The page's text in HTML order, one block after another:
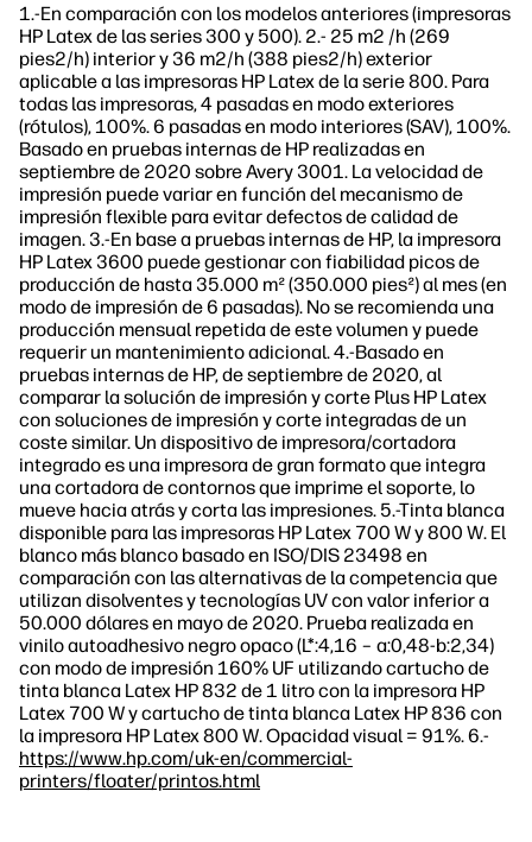
1.-En comparación con los modelos anteriores (impresoras
HP Latex de las series 300 y 500). 2.- 25 m2 /h (269
pies2/h) interior y 36 m2/h (388 pies2/h) exterior
aplicable a las impresoras HP Latex de la serie 800. Para
todas las impresoras, 4 pasadas en modo exteriores
(rótulos), 100%. 6 pasadas en modo interiores (SAV), 100%.
Basado en pruebas internas de HP realizadas en
septiembre de 2020 sobre Avery 3001. La velocidad de
impresión puede variar en función del mecanismo de
impresión flexible para evitar defectos de calidad de
imagen. 3.-En base a pruebas internas de HP, la impresora
HP Latex 3600 puede gestionar con fiabilidad picos de
producción de hasta 35.000 m² (350.000 pies²) al mes (en
modo de impresión de 6 pasadas). No se recomienda una
producción mensual repetida de este volumen y puede
requerir un mantenimiento adicional. 4.-Basado en
pruebas internas de HP, de septiembre de 2020, al
comparar la solución de impresión y corte Plus HP Latex
con soluciones de impresión y corte integradas de un
coste similar. Un dispositivo de impresora/cortadora
integrado es una impresora de gran formato que integra
una cortadora de contornos que imprime el soporte, lo
mueve hacia atrás y corta las impresiones. 5.-Tinta blanca
disponible para las impresoras HP Latex 700 W y 800 W. El
blanco más blanco basado en ISO/DIS 23498 en
comparación con las alternativas de la competencia que
utilizan disolventes y tecnologías UV con valor inferior a
50.000 dólares en mayo de 2020. Prueba realizada en
vinilo autoadhesivo negro opaco (L*:4,16 – a:0,48-b:2,34)
con modo de impresión 160% UF utilizando cartucho de
tinta blanca Latex HP 832 de 1 litro con la impresora HP
Latex 700 W y cartucho de tinta blanca Latex HP 836 con
la impresora HP Latex 800 W. Opacidad visual = 91%. 6.-
https://www.hp.com/uk-en/commercial-
printers/floater/printos.html